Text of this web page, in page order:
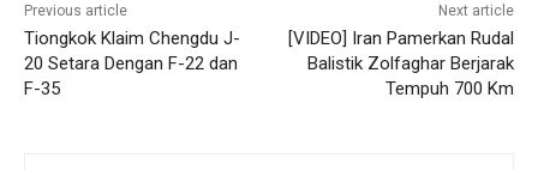
Previous article
Tiongkok Klaim Chengdu J-
20 Setara Dengan F-22 dan
F-35
Next article
[VIDEO] Iran Pamerkan Rudal
Balistik Zolfaghar Berjarak
Tempuh 700 Km